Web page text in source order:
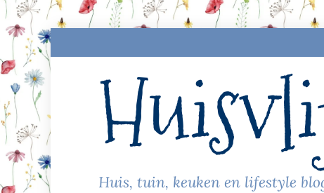
Skip
to
Huis, tuin, keuken en lifestyle